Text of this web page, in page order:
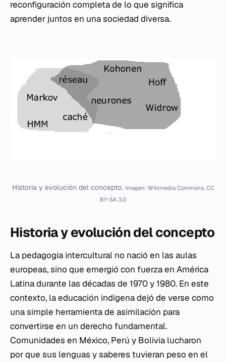
reconfiguración completa de lo que significa
aprender juntos en una sociedad diversa.
Historia y evolución del concepto. Imagen: Wikimedia Commons, CC
BY-SA 3.0
Historia y evolución del concepto
La pedagogía intercultural no nació en las aulas
europeas, sino que emergió con fuerza en América
Latina durante las décadas de 1970 y 1980. En este
contexto, la educación indígena dejó de verse como
una simple herramienta de asimilación para
convertirse en un derecho fundamental.
Comunidades en México, Perú y Bolivia lucharon
por que sus lenguas y saberes tuvieran peso en el